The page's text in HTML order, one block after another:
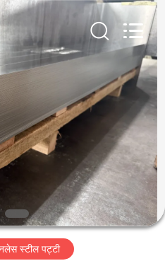
स्टील पट्टी